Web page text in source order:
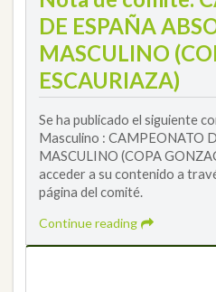
DE ESPAÑA
MASCULINO
ESCAURIAZA)
Se ha publicado el siguiente
Masculino : CAMPEONATO
MASCULINO (COPA
acceder a su contenido a
página del comité.
Continue reading